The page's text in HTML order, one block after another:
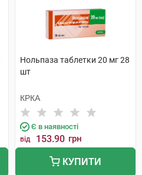
Нольпаза таблетки 20 мг 28
шт
КРКА
Є в наявності
від 153.90 грн
КУПИТИ